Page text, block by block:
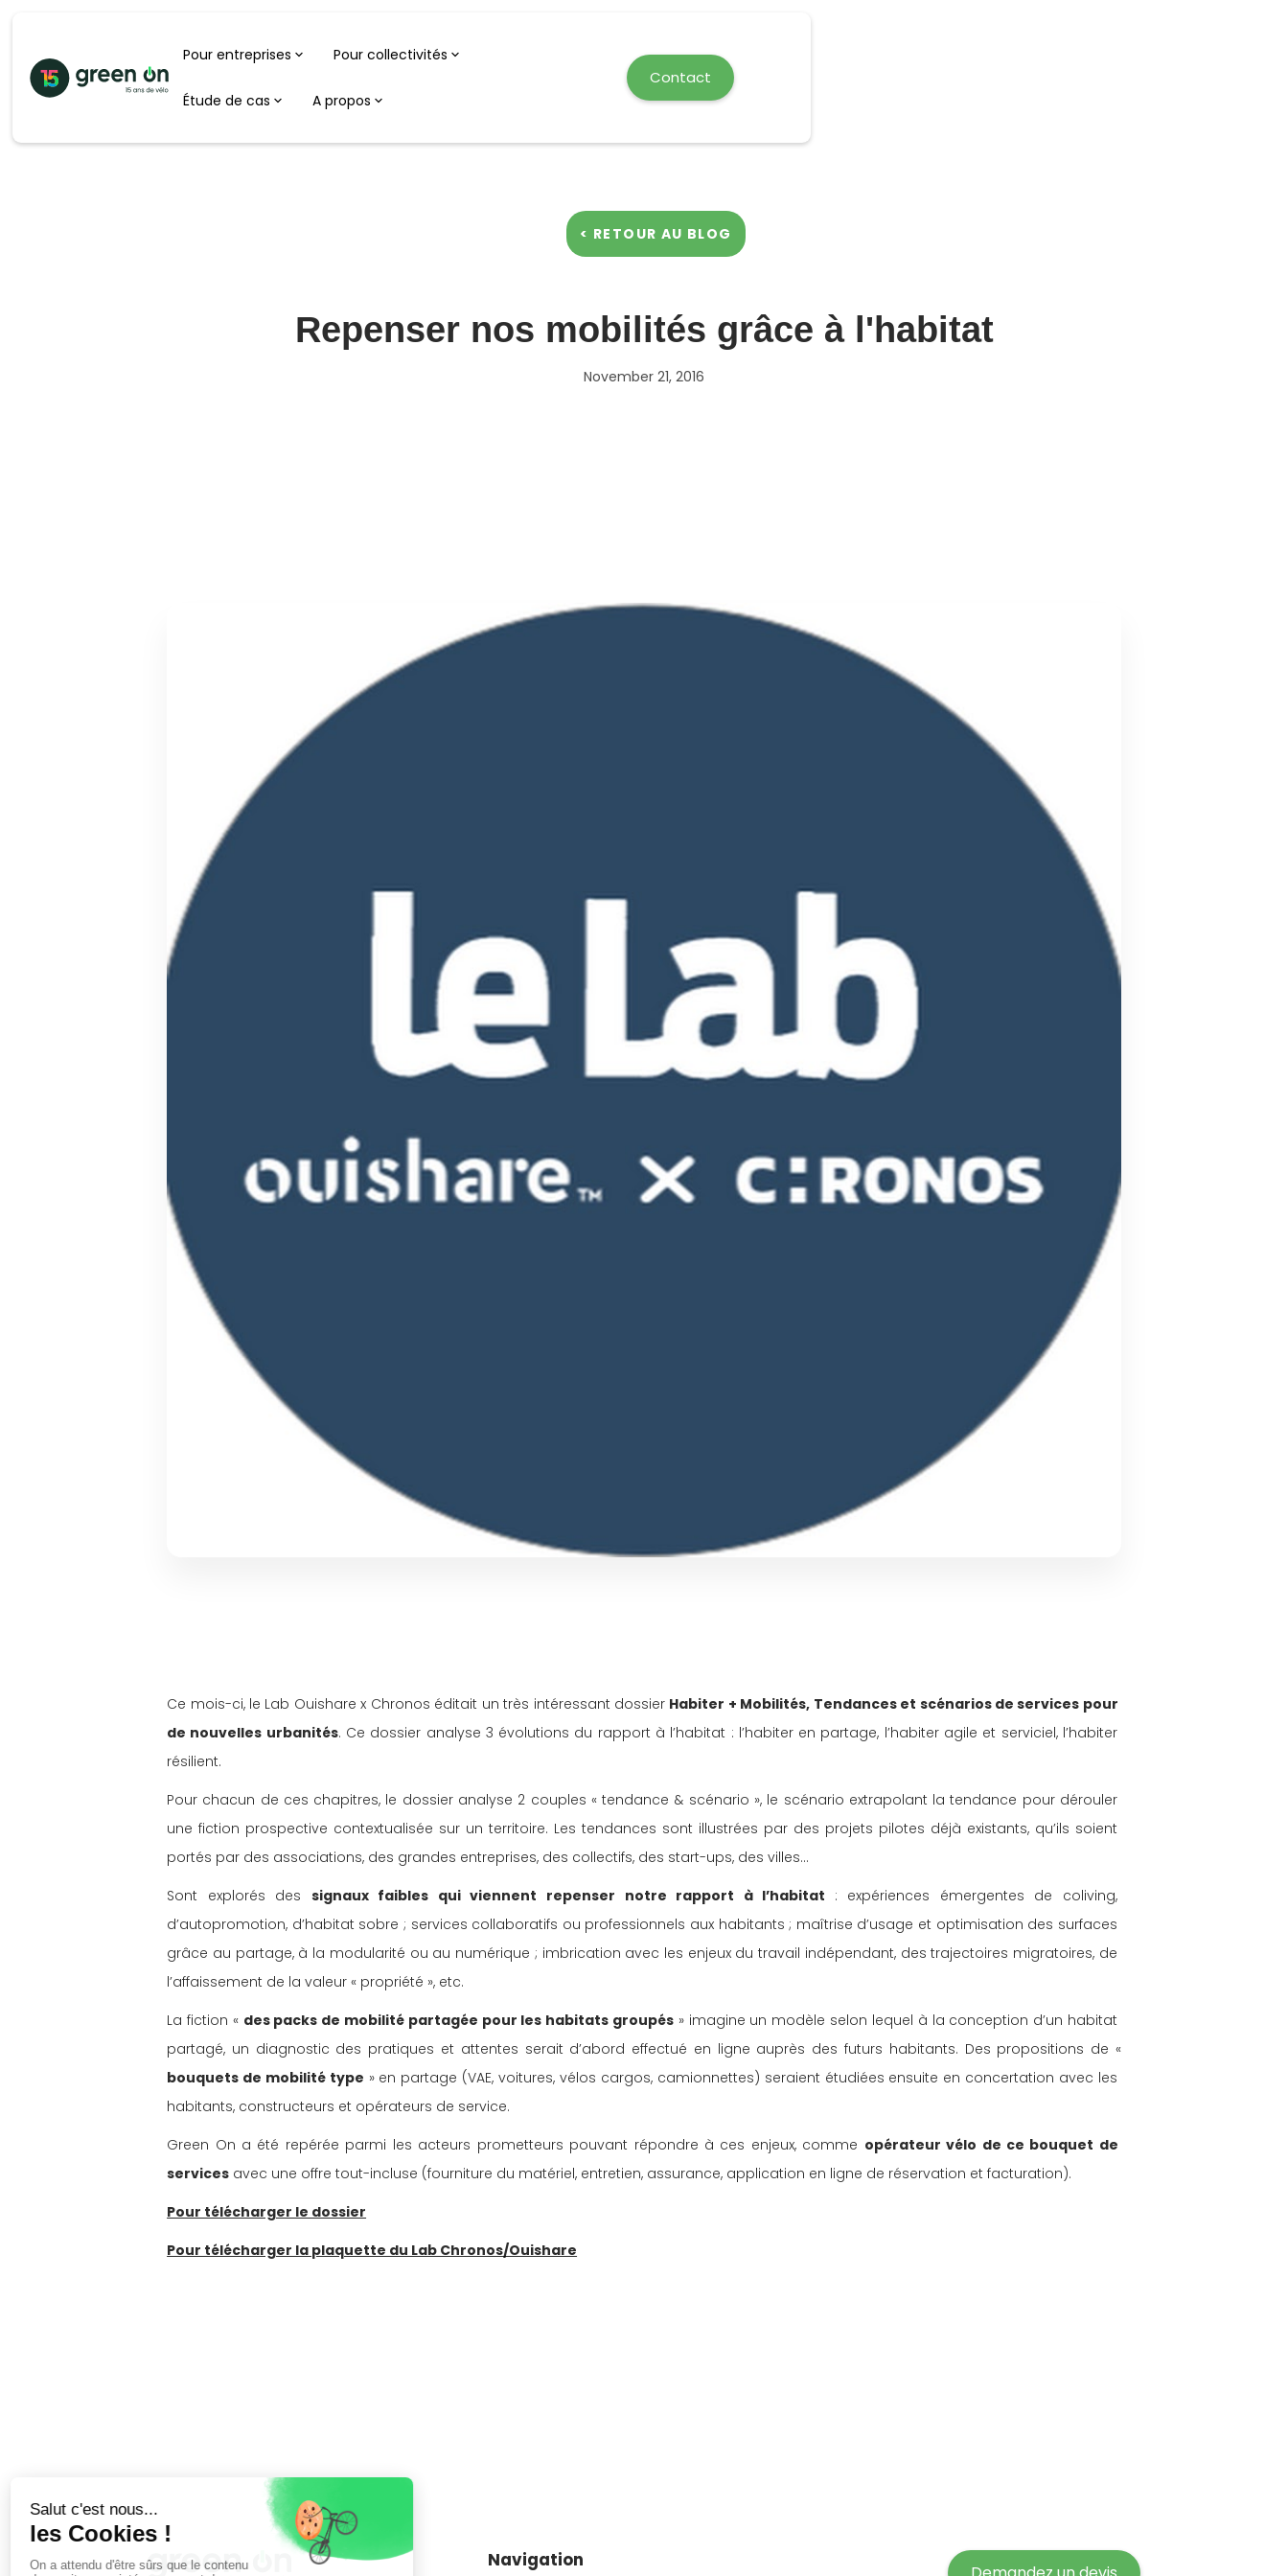
Pour entreprises Pour collectivités
Étude de cas A propos
Contact
< RETOUR AU BLOG
Repenser nos mobilités grâce à l'habitat
November 21, 2016
Ce mois-ci, le Lab Ouishare x Chronos éditait un très intéressant dossier Habiter + Mobilités, Tendances et scénarios de services pour
de nouvelles urbanités. Ce dossier analyse 3 évolutions du rapport à l’habitat : l’habiter en partage, l’habiter agile et serviciel, l’habiter
résilient.
Pour chacun de ces chapitres, le dossier analyse 2 couples « tendance & scénario », le scénario extrapolant la tendance pour dérouler
une fiction prospective contextualisée sur un territoire. Les tendances sont illustrées par des projets pilotes déjà existants, qu’ils soient
portés par des associations, des grandes entreprises, des collectifs, des start-ups, des villes…
Sont explorés des signaux faibles qui viennent repenser notre rapport à l’habitat : expériences émergentes de coliving,
d’autopromotion, d’habitat sobre ; services collaboratifs ou professionnels aux habitants ; maîtrise d’usage et optimisation des surfaces
grâce au partage, à la modularité ou au numérique ; imbrication avec les enjeux du travail indépendant, des trajectoires migratoires, de
l’affaissement de la valeur « propriété », etc.
La fiction « des packs de mobilité partagée pour les habitats groupés » imagine un modèle selon lequel à la conception d’un habitat
partagé, un diagnostic des pratiques et attentes serait d’abord effectué en ligne auprès des futurs habitants. Des propositions de «
bouquets de mobilité type » en partage (VAE, voitures, vélos cargos, camionnettes) seraient étudiées ensuite en concertation avec les
habitants, constructeurs et opérateurs de service.
Green On a été repérée parmi les acteurs prometteurs pouvant répondre à ces enjeux, comme opérateur vélo de ce bouquet de
services avec une offre tout-incluse (fourniture du matériel, entretien, assurance, application en ligne de réservation et facturation).
Pour télécharger le dossier
Pour télécharger la plaquette du Lab Chronos/Ouishare
Navigation